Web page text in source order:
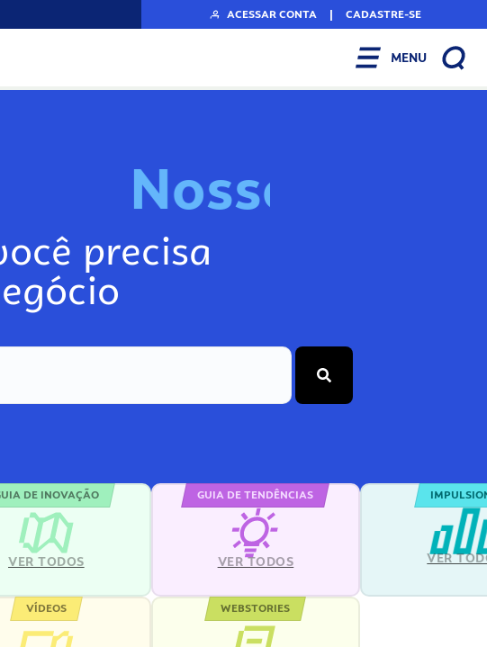
ACESSAR CONTA | CADASTRE-SE
MENU
Nos
precisa
DE INOVAÇÃO
VER TODOS
GUIA DE TENDÊNCIAS
VER TODOS VER
VÍDEOS WEBSTORIES